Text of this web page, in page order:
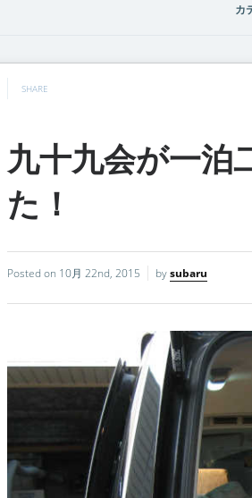
カ
SHARE
九十九会が一泊
た！
Posted on 10月 22nd, 2015 bysubaru